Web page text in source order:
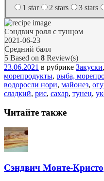
1 star
2 stars 3 stars
Сэндвич ролл с тунцом
2021-06-23
Средний балл
5 Based on 8 Review(s)
23.06.2021 в рубрике Закуски,
морепродукты, рыба,
водоросли нори, майонез,
сладкий, рис, сахар, тунец,
Читайте также
Сэндвич Монте-Кристо